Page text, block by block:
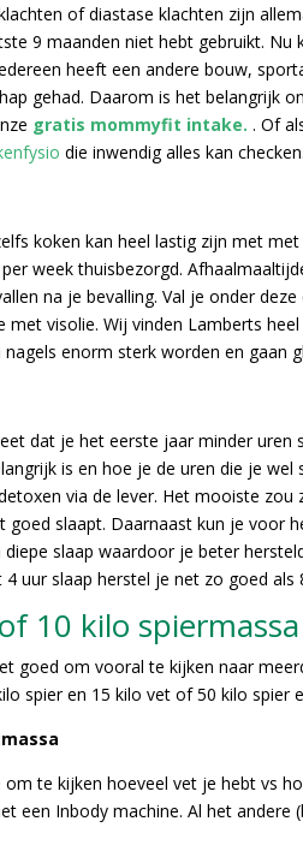
of diastase klachten zijn
9 maanden niet hebt gebruikt.
heeft een andere bouw,
gehad. Daarom is het belangrijk
gratis mommyfit intake. . Of
die inwendig alles kan checken.
koken kan heel lastig zijn met
week thuisbezorgd.
na je bevalling. Val je onder
met visolie. Wij vinden Lamberts
enorm sterk worden en gaan
dat je het eerste jaar minder uren
is en hoe je de uren die je
via de lever. Het mooiste
goed slaapt. Daarnaast kun je voor
diepe slaap waardoor je beter
uur slaap herstel je net zo goed als
10 kilo
goed om vooral te kijken naar
spier en 15 kilo vet of 50 kilo
om te kijken hoeveel vet je hebt vs
een Inbody machine. Al het andere